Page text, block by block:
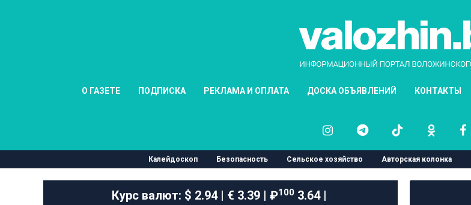
О ГАЗЕТЕ ПОДПИСКА РЕКЛАМА И ОПЛАТА ДОСКА ОБЪЯВЛЕНИЙ КОНТАКТЫ
Калейдоскоп Безопасность Сельское хозяйство Авторская колонка
Курс валют: $ 2.94 | € 3.39 | ₽1003.64 |